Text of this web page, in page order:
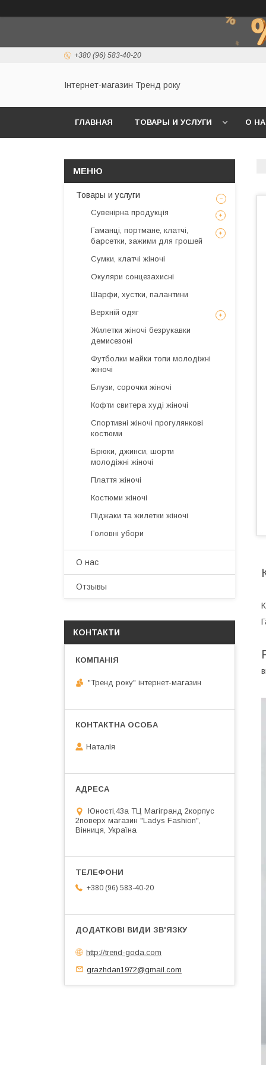
+380 (96) 583-40-20
Інтернет-магазин Тренд року
ГЛАВНАЯ ТОВАРЫ И УСЛУГИ О
Товары и услуги
Сувенірна продукція
Гаманці, портмане, клатчі,
барсетки, зажими для грошей
Сумки, клатчі жіночі
Окуляри сонцезахисні
Шарфи, хустки, палантини
Верхній одяг
Жилетки жіночі безрукавки
демисезоні
Футболки майки топи молодіжні
жіночі
Блузи, сорочки жіночі
Кофти свитера худі жіночі
Спортивні жіночі прогулянкові
костюми
Брюки, джинси, шорти
молодіжні жіночі
Плаття жіночі
Костюми жіночі
Піджаки та жилетки жіночі
Головні убори
О нас
Отзывы
КОНТАКТИ
"Тренд року" інтернет-магазин
Наталія
Юності,43а ТЦ Магігранд 2корпус
2поверх магазин "Ladys Fashion",
Вінниця, Україна
+380 (96) 583-40-20
http://trend-goda.com
grazhdan1972@gmail.com